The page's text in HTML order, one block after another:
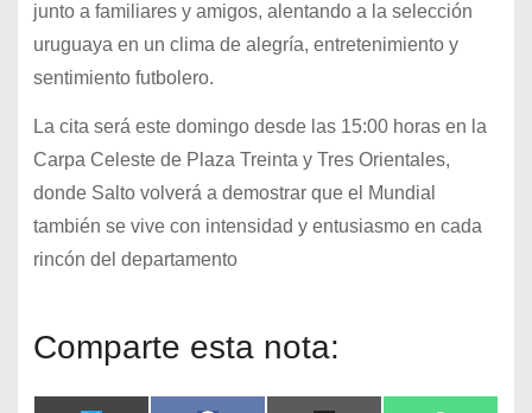
junto a familiares y amigos, alentando a la selección
uruguaya en un clima de alegría, entretenimiento y
sentimiento futbolero.
La cita será este domingo desde las 15:00 horas en la
Carpa Celeste de Plaza Treinta y Tres Orientales,
donde Salto volverá a demostrar que el Mundial
también se vive con intensidad y entusiasmo en cada
rincón del departamento
Comparte esta nota: